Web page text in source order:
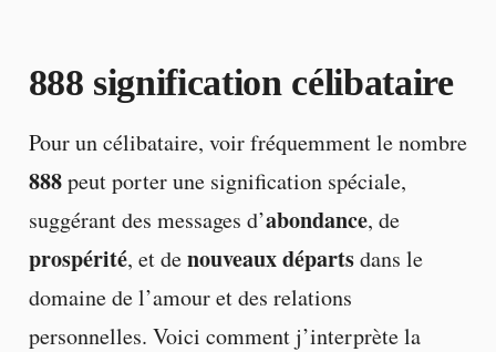
888 signification célibataire
Pour un célibataire, voir fréquemment le nombre
888peut porter une signification spéciale,
suggérant des messages d’abondance, de
prospérité, et denouveaux départsdans le
domaine de l’amour et des relations
personnelles. Voici comment j’interprète la